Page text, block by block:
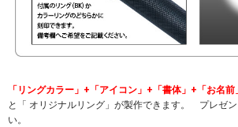
「リングカラー」+「アイコン」+「書体」+「お名前
と「 オリジナルリング」が製作できます。 プレゼ
い。